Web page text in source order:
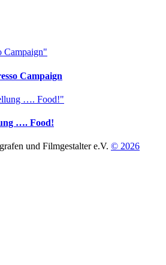
Campaign
…. Food!
und Filmgestalter e.V. © 2026